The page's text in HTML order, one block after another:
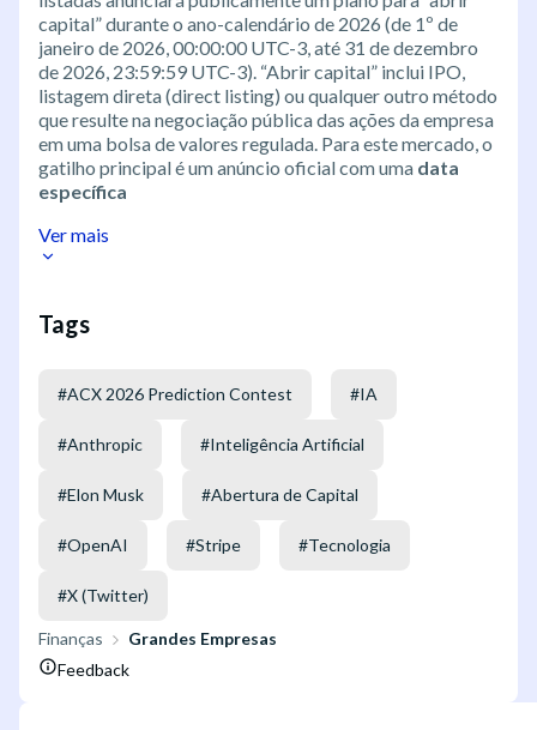
capital” durante o ano-calendário de 2026 (de 1º de
janeiro de 2026, 00:00:00 UTC-3, até 31 de dezembro
de 2026, 23:59:59 UTC-3). “Abrir capital” inclui IPO,
listagem direta (direct listing) ou qualquer outro método
que resulte na negociação pública das ações da empresa
em uma bolsa de valores regulada. Para este mercado, o
gatilho principal é um anúncio oficial com uma data
específica
Ver mais
Tags
#ACX 2026 Prediction Contest #IA
#Anthropic #Inteligência Artificial
#Elon Musk #Abertura de Capital
#OpenAI #Stripe #Tecnologia
#X (Twitter)
Finanças
Grandes Empresas
Feedback